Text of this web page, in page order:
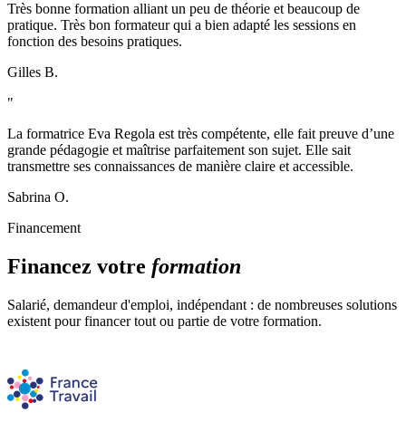
Très bonne formation alliant un peu de théorie et beaucoup de
pratique. Très bon formateur qui a bien adapté les sessions en
fonction des besoins pratiques.
Gilles B.
"
La formatrice Eva Regola est très compétente, elle fait preuve d’une
grande pédagogie et maîtrise parfaitement son sujet. Elle sait
transmettre ses connaissances de manière claire et accessible.
Sabrina O.
Financement
Financez votre formation
Salarié, demandeur d'emploi, indépendant : de nombreuses solutions
existent pour financer tout ou partie de votre formation.